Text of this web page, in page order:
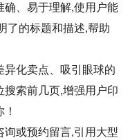
确、易于理解,使用户能
了的标题和描述,帮助
异化卖点、吸引眼球的
索前几页,增强用户印
询或预约留言,引用大型